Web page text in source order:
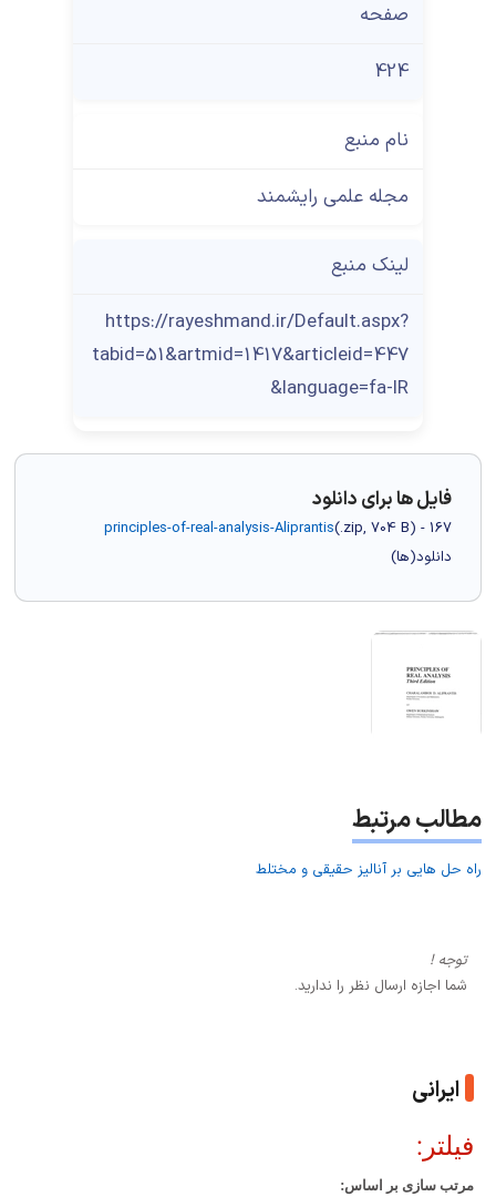
صفحه
424
نام منبع
مجله علمی رایشمند
لینک منبع
https://rayeshmand.ir/Default.aspx?
tabid=51&artmid=1417&articleid=447
&language=fa-IR
فایل ها برای دانلود
principles-of-real-analysis-Aliprantis(.zip, 704 B) - 167
دانلود(ها)
مطالب مرتبط
راه حل هایی بر آنالیز حقیقی و مختلط
توجه !
شما اجازه ارسال نظر را ندارید.
ایرانی
فیلتر:
مرتب سازی بر اساس: